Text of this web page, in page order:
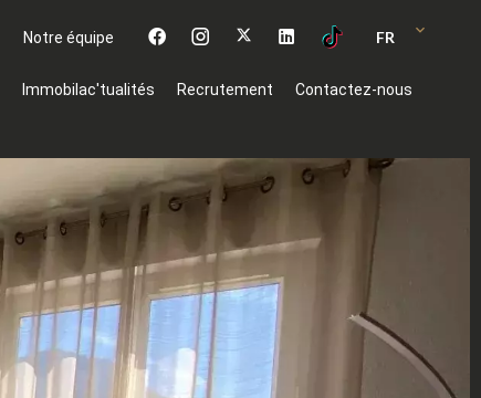
Notre équipe FR
Immobilac'tualités Recrutement Contactez-nous